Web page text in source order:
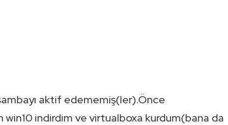
aktif edememiş(ler).Önce
indirdim ve virtualboxa kurdum(bana da